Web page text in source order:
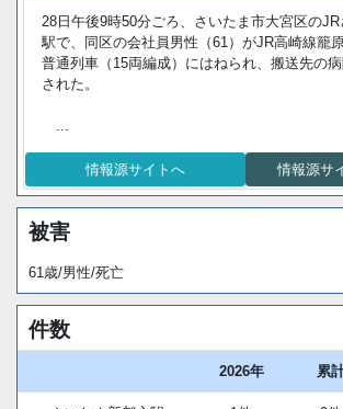
28日午後9時50分ごろ、さいたま市大宮区の
駅で、同区の会社員男性（61）がJR高崎線籠
普通列車（15両編成）にはねられ、搬送先の
された。
...
情報源サイトへ 情報源サ
被害
61歳/男性/死亡
件数
2026年 累